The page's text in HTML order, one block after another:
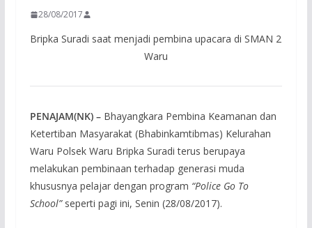
28/08/2017
Bripka Suradi saat menjadi pembina upacara di SMAN 2
Waru
PENAJAM(NK) – Bhayangkara Pembina Keamanan dan
Ketertiban Masyarakat (Bhabinkamtibmas) Kelurahan
Waru Polsek Waru Bripka Suradi terus berupaya
melakukan pembinaan terhadap generasi muda
khususnya pelajar dengan program “Police Go To
School”seperti pagi ini, Senin (28/08/2017).